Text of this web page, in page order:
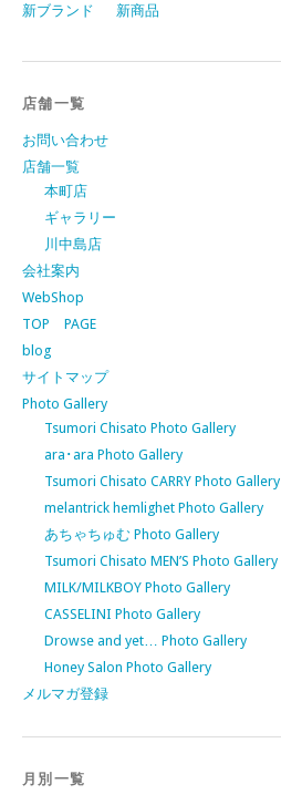
新ブランド
新商品
店舗一覧
お問い合わせ
店舗一覧
本町店
ギャラリー
川中島店
会社案内
WebShop
TOP PAGE
blog
サイトマップ
Photo Gallery
Tsumori Chisato Photo Gallery
ara･ara Photo Gallery
Tsumori Chisato CARRY Photo Gallery
melantrick hemlighet Photo Gallery
あちゃちゅむ Photo Gallery
Tsumori Chisato MEN’S Photo Gallery
MILK/MILKBOY Photo Gallery
CASSELINI Photo Gallery
Drowse and yet… Photo Gallery
Honey Salon Photo Gallery
メルマガ登録
月別一覧